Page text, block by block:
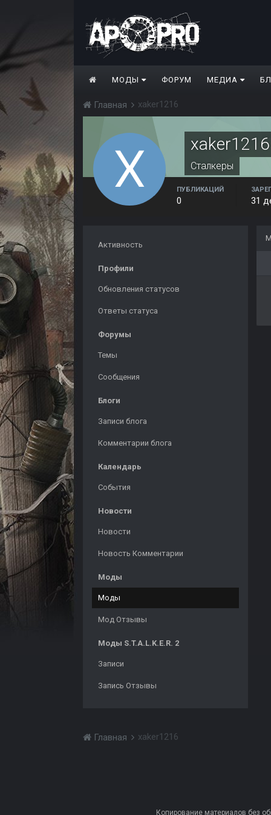
МОДЫ ФОРУМ МЕДИА
Главная xaker1216
xaker1216
Сталкеры
ПУБЛИКАЦИЙ
0 31
Активность
Профили
Обновления статусов
Ответы статуса
Форумы
Темы
Сообщения
Блоги
Записи блога
Комментарии блога
Календарь
События
Новости
Новости
Новость Комментарии
Моды
Моды
Мод Отзывы
Моды S.T.A.L.K.E.R. 2
Записи
Запись Отзывы
Главная xaker1216
Копирование материалов без